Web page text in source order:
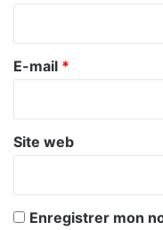
e
E-mail *
Site web
Enregistrer mon